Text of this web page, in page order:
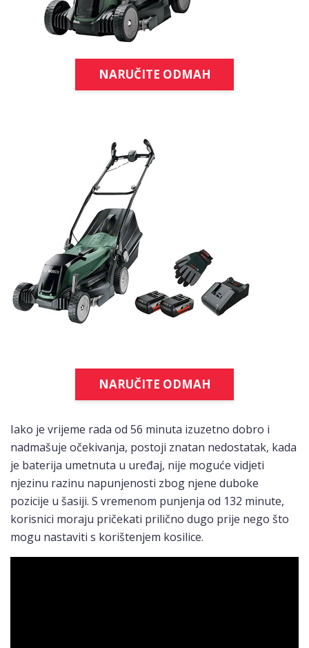
NARUČITE ODMAH
NARUČITE ODMAH
Iako je vrijeme rada od 56 minuta izuzetno dobro i
nadmašuje očekivanja, postoji znatan nedostatak, kada
je baterija umetnuta u uređaj, nije moguće vidjeti
njezinu razinu napunjenosti zbog njene duboke
pozicije u šasiji. S vremenom punjenja od 132 minute,
korisnici moraju pričekati prilično dugo prije nego što
mogu nastaviti s korištenjem kosilice.